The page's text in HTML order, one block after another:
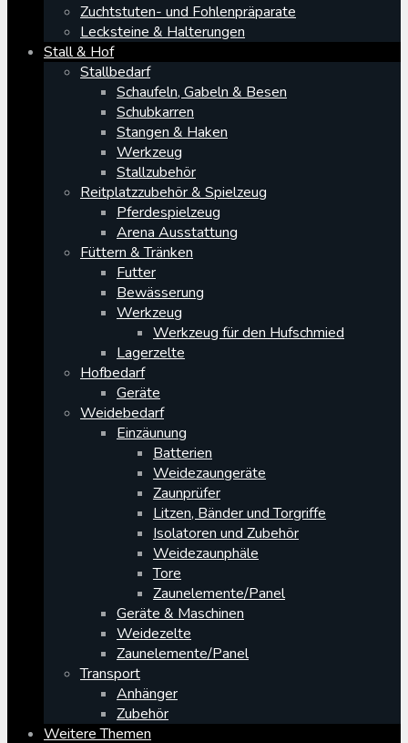
Zuchtstuten- und Fohlenpräparate
Lecksteine & Halterungen
Stall & Hof
Stallbedarf
Schaufeln, Gabeln & Besen
Schubkarren
Stangen & Haken
Werkzeug
Stallzubehör
Reitplatzzubehör & Spielzeug
Pferdespielzeug
Arena Ausstattung
Füttern & Tränken
Futter
Bewässerung
Werkzeug
Werkzeug für den Hufschmied
Lagerzelte
Hofbedarf
Geräte
Weidebedarf
Einzäunung
Batterien
Weidezaungeräte
Zaunprüfer
Litzen, Bänder und Torgriffe
Isolatoren und Zubehör
Weidezaunphäle
Tore
Zaunelemente/Panel
Geräte & Maschinen
Weidezelte
Zaunelemente/Panel
Transport
Anhänger
Zubehör
Weitere Themen